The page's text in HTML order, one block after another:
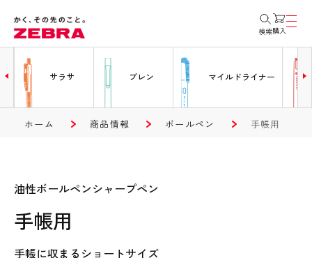
検索購入
サラサ ブレン マイルドライナー
ホーム 商品情報 ボールペン 手帳用
油性ボールペンシャープペン
手帳用
手帳に収まるショートサイズ